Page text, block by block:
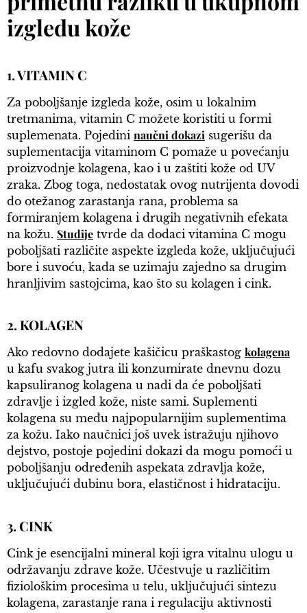
izgledu kože
1. VITAMIN C
Za poboljšanje izgleda kože, osim u lokalnim
tretmanima, vitamin C možete koristiti u formi
suplemenata. Pojedini naučni dokazi sugerišu da
suplementacija vitaminom C pomaže u povećanju
proizvodnje kolagena, kao i u zaštiti kože od UV
zraka. Zbog toga, nedostatak ovog nutrijenta dovodi
do otežanog zarastanja rana, problema sa
formiranjem kolagena i drugih negativnih efekata
na kožu. Studije tvrde da dodaci vitamina C mogu
poboljšati različite aspekte izgleda kože, uključujući
bore i suvoću, kada se uzimaju zajedno sa drugim
hranljivim sastojcima, kao što su kolagen i cink.
2. KOLAGEN
Ako redovno dodajete kašičicu praškastog kolagena
u kafu svakog jutra ili konzumirate dnevnu dozu
kapsuliranog kolagena u nadi da će poboljšati
zdravlje i izgled kože, niste sami. Suplementi
kolagena su među najpopularnijim suplementima
za kožu. Iako naučnici još uvek istražuju njihovo
dejstvo, postoje pojedini dokazi da mogu pomoći u
poboljšanju određenih aspekata zdravlja kože,
uključujući dubinu bora, elastičnost i hidrataciju.
3. CINK
Cink je esencijalni mineral koji igra vitalnu ulogu u
održavanju zdrave kože. Učestvuje u različitim
fiziološkim procesima u telu, uključujući sintezu
kolagena, zarastanje rana i regulaciju aktivnosti